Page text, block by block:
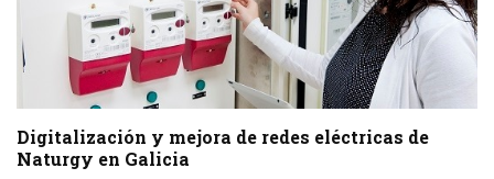
Digitalización y mejora de redes eléctricas de
Naturgy en Galicia